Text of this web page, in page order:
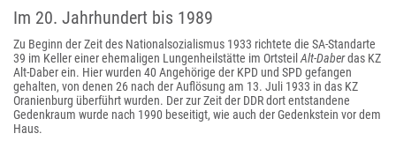
Im 20. Jahrhundert bis 1989
Zu Beginn der Zeit des Nationalsozialismus 1933 richtete die SA-Standarte
39 im Keller einer ehemaligen Lungenheilstätte im OrtsteilAlt-Daberdas KZ
Alt-Daber ein. Hier wurden 40 Angehörige der KPD und SPD gefangen
gehalten, von denen 26 nach der Auflösung am 13. Juli 1933 in das KZ
Oranienburg überführt wurden. Der zur Zeit der DDR dort entstandene
Gedenkraum wurde nach 1990 beseitigt, wie auch der Gedenkstein vor dem
Haus.